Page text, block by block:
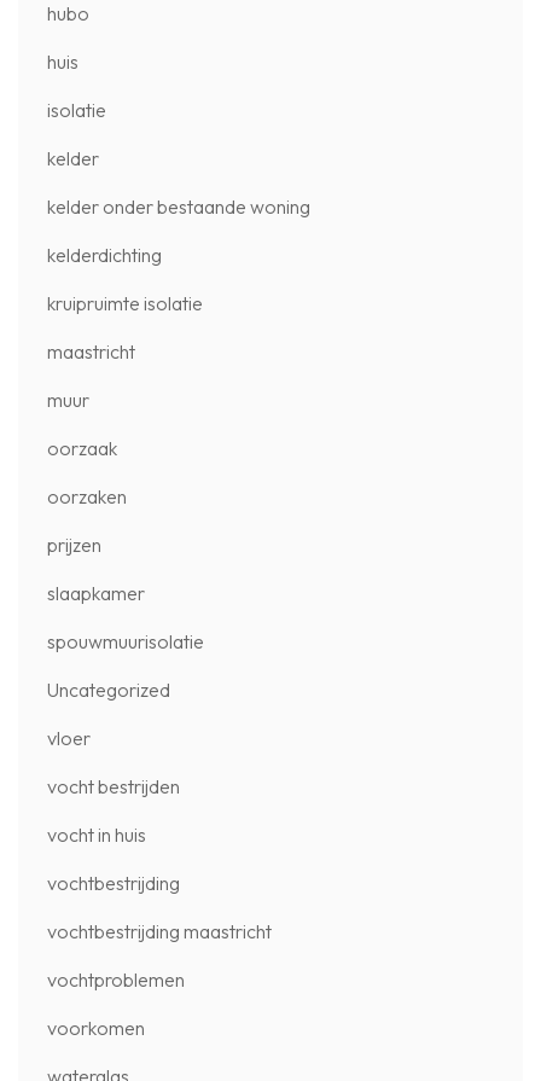
hubo
huis
isolatie
kelder
kelder onder bestaande woning
kelderdichting
kruipruimte isolatie
maastricht
muur
oorzaak
oorzaken
prijzen
slaapkamer
spouwmuurisolatie
Uncategorized
vloer
vocht bestrijden
vocht in huis
vochtbestrijding
vochtbestrijding maastricht
vochtproblemen
voorkomen